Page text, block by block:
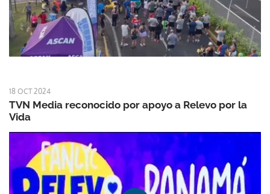
18 OCT 2024
TVN Media reconocido por apoyo a Relevo por la
Vida